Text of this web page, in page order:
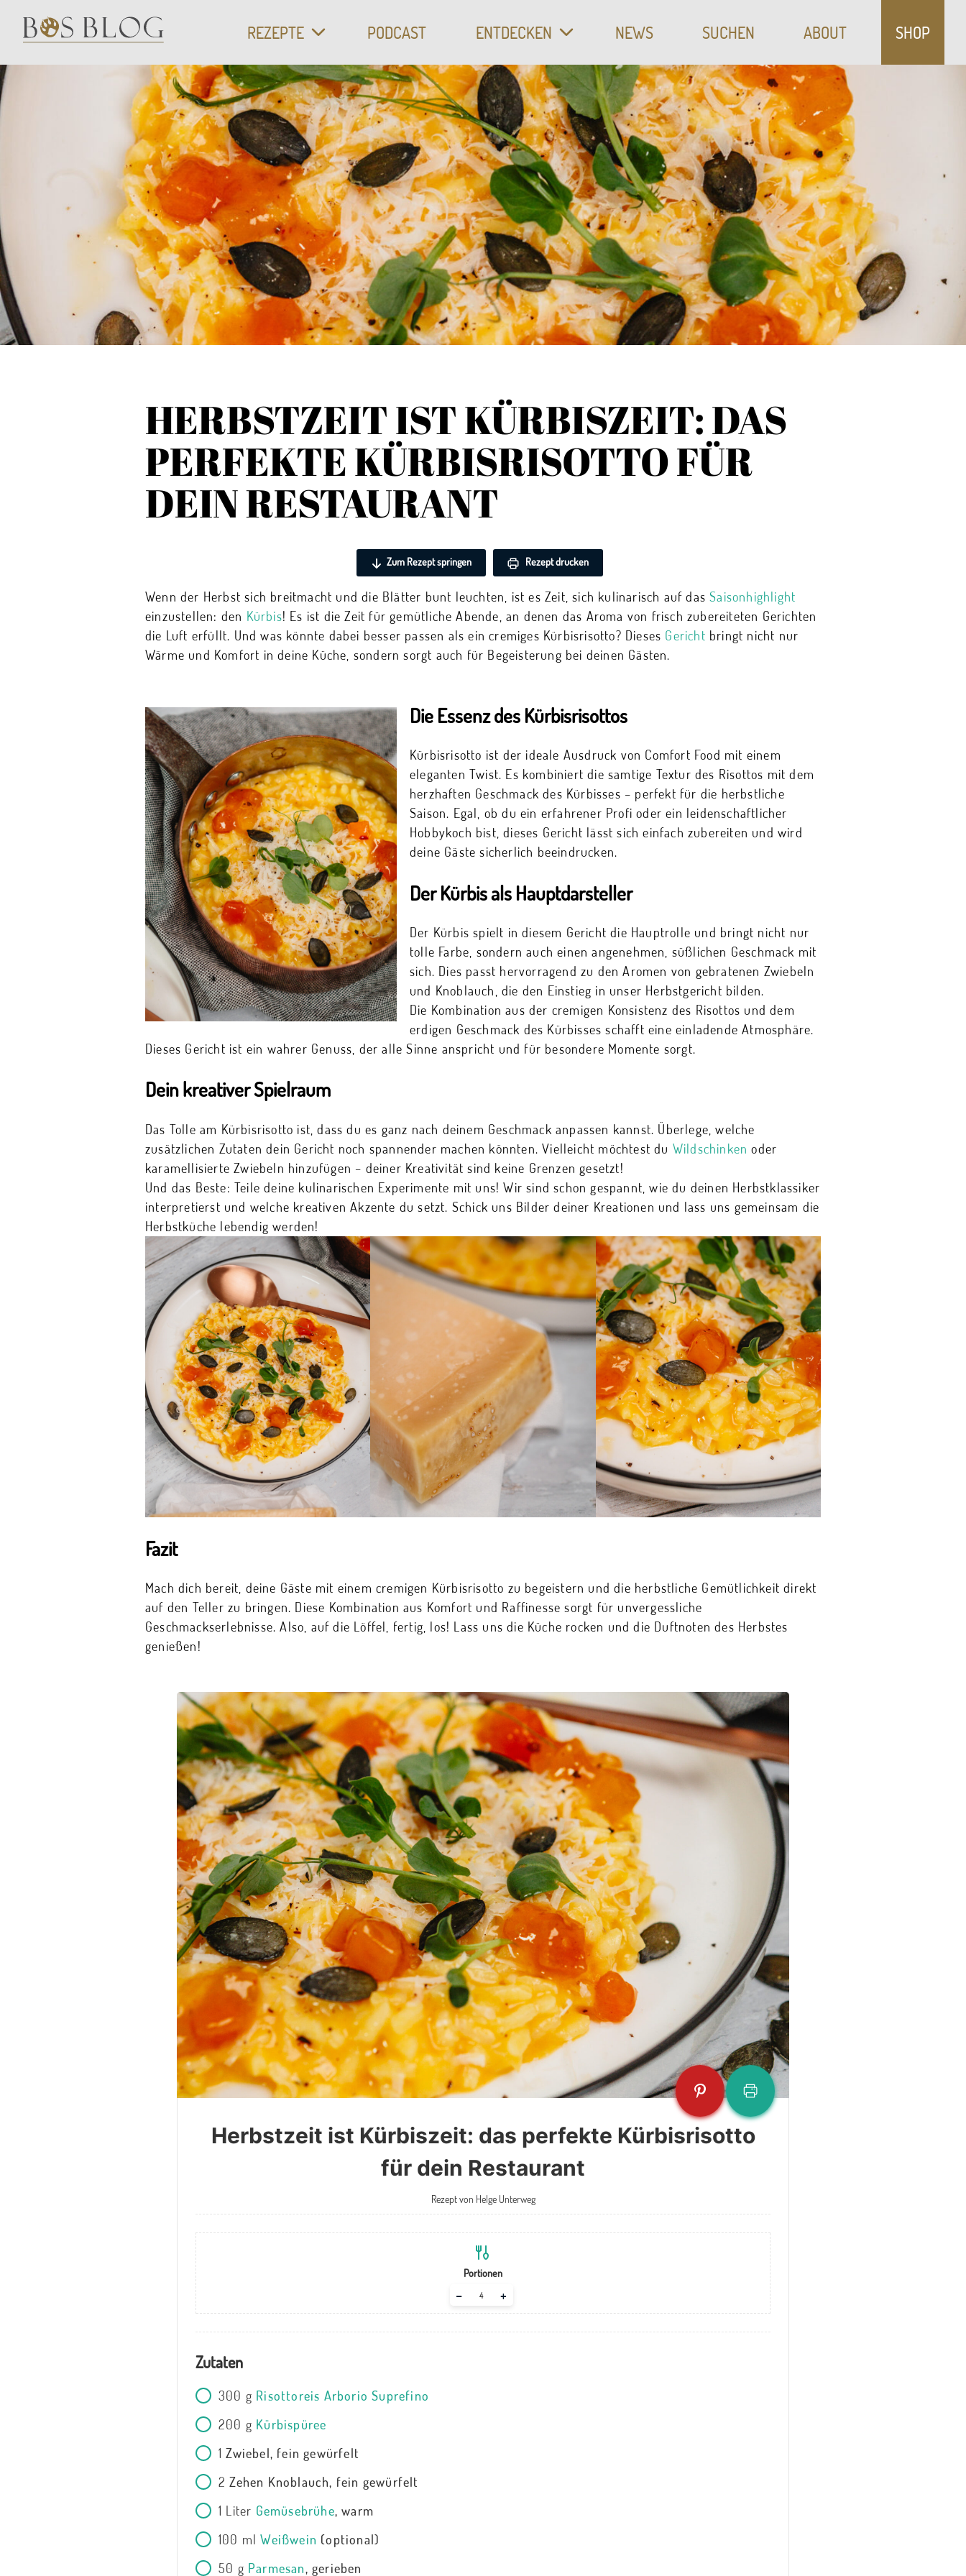
REZEPTE
VEGETARISCH
PODCAST
ENTDECKEN
NEWS
SUCHEN ABOUT SHOP
HERBSTZEIT IST KÜRBISZEIT: DAS
PERFEKTE KÜRBISRISOTTO FÜR
DEIN RESTAURANT
Zum Rezept springen Rezept drucken
Wenn der Herbst sich breitmacht und die Blätter bunt leuchten, ist es Zeit, sich kulinarisch auf dasSaisonhighlight
einzustellen: den Kürbis! Es ist die Zeit für gemütliche Abende, an denen das Aroma von frisch zubereiteten Gerichten
die Luft erfüllt. Und was könnte dabei besser passen als ein cremiges Kürbisrisotto? Dieses Gericht bringt nicht nur
Wärme und Komfort in deine Küche, sondern sorgt auch für Begeisterung bei deinen Gästen.
Die Essenz des Kürbisrisottos
Kürbisrisotto ist der ideale Ausdruck von Comfort Food mit einem
eleganten Twist. Es kombiniert die samtige Textur des Risottos mit dem
herzhaften Geschmack des Kürbisses – perfekt für die herbstliche
Saison. Egal, ob du ein erfahrener Profi oder ein leidenschaftlicher
Hobbykoch bist, dieses Gericht lässt sich einfach zubereiten und wird
deine Gäste sicherlich beeindrucken.
Der Kürbis als Hauptdarsteller
Der Kürbis spielt in diesem Gericht die Hauptrolle und bringt nicht nur
tolle Farbe, sondern auch einen angenehmen, süßlichen Geschmack mit
sich. Dies passt hervorragend zu den Aromen von gebratenen Zwiebeln
und Knoblauch, die den Einstieg in unser Herbstgericht bilden.
Die Kombination aus der cremigen Konsistenz des Risottos und dem
erdigen Geschmack des Kürbisses schafft eine einladende Atmosphäre.
Dieses Gericht ist ein wahrer Genuss, der alle Sinne anspricht und für besondere Momente sorgt.
Dein kreativer Spielraum
Das Tolle am Kürbisrisotto ist, dass du es ganz nach deinem Geschmack anpassen kannst. Überlege, welche
zusätzlichen Zutaten dein Gericht noch spannender machen könnten. Vielleicht möchtest du Wildschinken oder
karamellisierte Zwiebeln hinzufügen – deiner Kreativität sind keine Grenzen gesetzt!
Und das Beste: Teile deine kulinarischen Experimente mit uns! Wir sind schon gespannt, wie du deinen Herbstklassiker
interpretierst und welche kreativen Akzente du setzt. Schick uns Bilder deiner Kreationen und lass uns gemeinsam die
Herbstküche lebendig werden!
Fazit
Mach dich bereit, deine Gäste mit einem cremigen Kürbisrisotto zu begeistern und die herbstliche Gemütlichkeit direkt
auf den Teller zu bringen. Diese Kombination aus Komfort und Raffinesse sorgt für unvergessliche
Geschmackserlebnisse. Also, auf die Löffel, fertig, los! Lass uns die Küche rocken und die Duftnoten des Herbstes
genießen!
Herbstzeit ist Kürbiszeit: das perfekte Kürbisrisotto
für dein Restaurant
Rezept von Helge Unterweg
Portionen
Adjust
+
–
Zutaten
300 g Risottoreis Arborio Suprefino
200 g Kürbispüree
1 Zwiebel, fein gewürfelt
2 Zehen Knoblauch, fein gewürfelt
1 Liter Gemüsebrühe, warm
100 ml Weißwein (optional)
50 g Parmesan, gerieben